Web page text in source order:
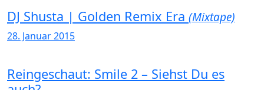
DJ Shusta | Golden Remix Era (Mixtape)
28. Januar 2015
Reingeschaut: Smile 2 – Siehst Du es